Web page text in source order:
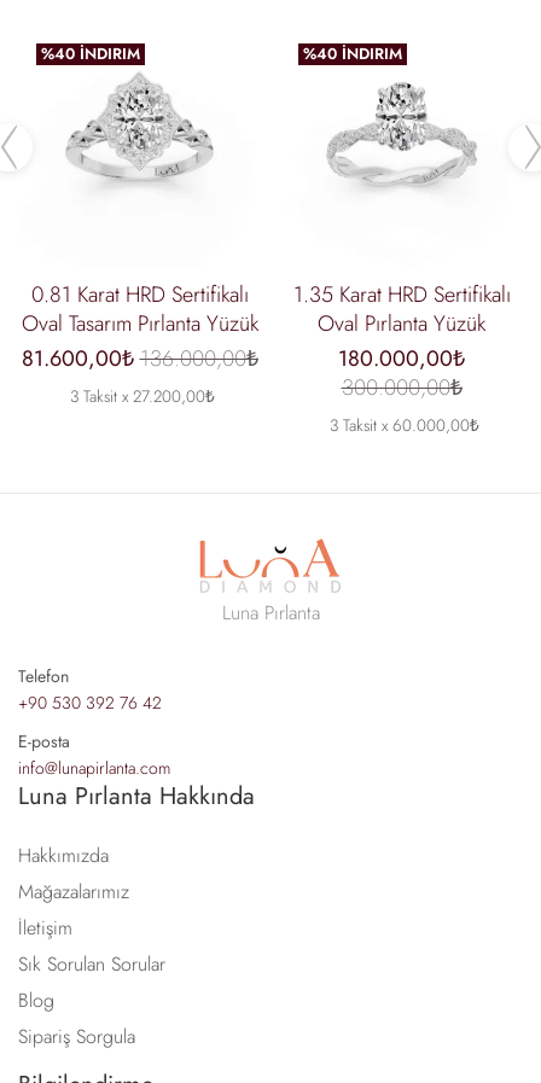
Previous
%40 İNDIRIM
0.81 Karat HRD Sertifikalı
Oval Tasarım Pırlanta Yüzük
81.600,00₺136.000,00₺
3 Taksit x 27.200,00₺
%40 İNDIRIM
1.35 Karat HRD Sertifikalı
Oval Pırlanta Yüzük
180.000,00₺
300.000,00₺
3 Taksit x 60.000,00₺
Luna Pırlanta
Telefon
+90 530 392 76 42
E-posta
info@lunapirlanta.com
Luna Pırlanta Hakkında
Hakkımızda
Mağazalarımız
İletişim
Sık Sorulan Sorular
Blog
Sipariş Sorgula